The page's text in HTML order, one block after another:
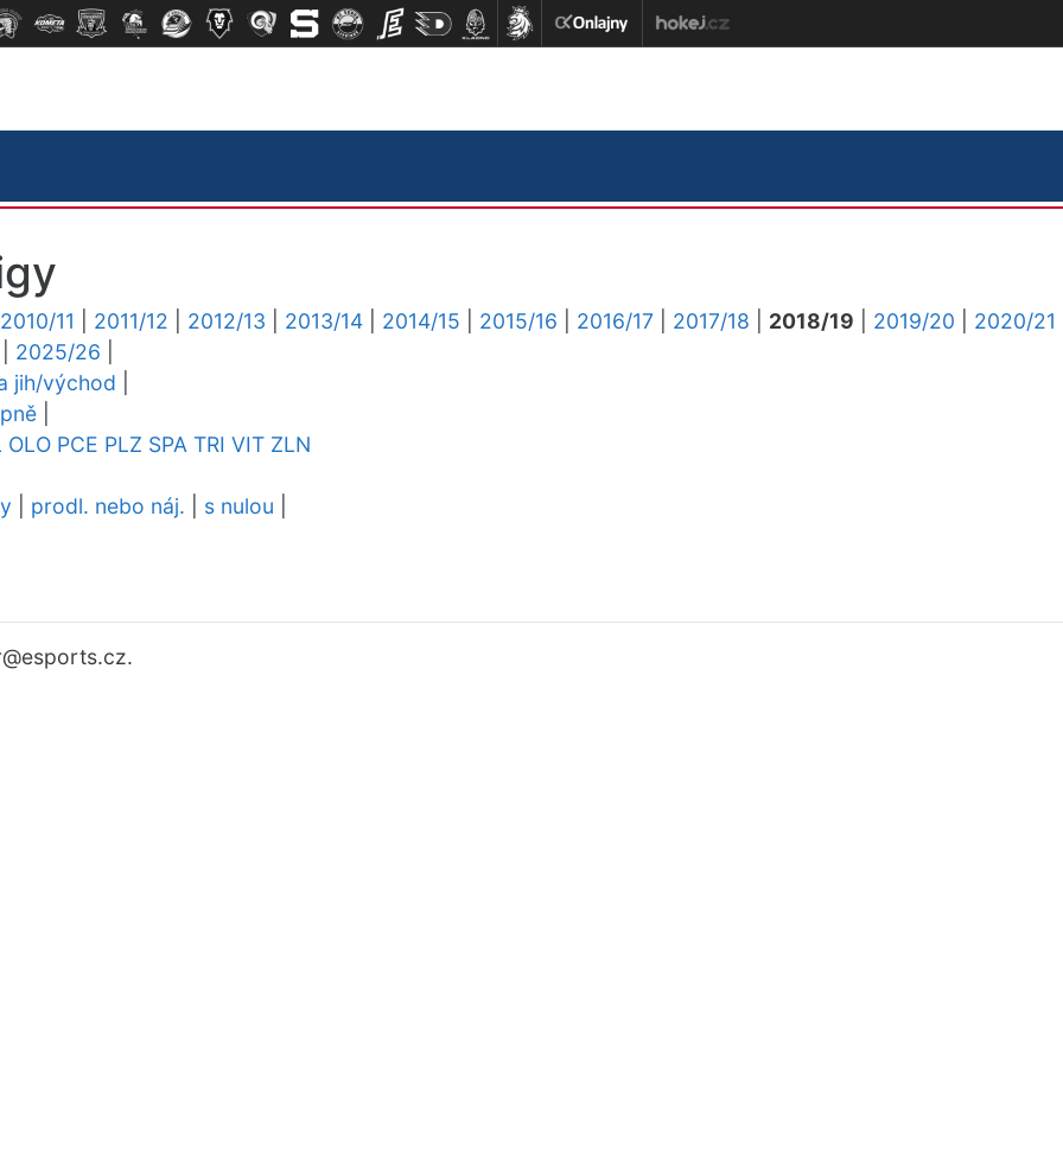
2010/11 2011/12 2012/13 2013/14 2014/15 2015/16 2016/17 2017/18 2018/19 2019/20
2020/21
2025/26
jih/východ
OLO PCE PLZ SPA TRI VIT ZLN
prodl. nebo náj. s nulou
@esports.cz.